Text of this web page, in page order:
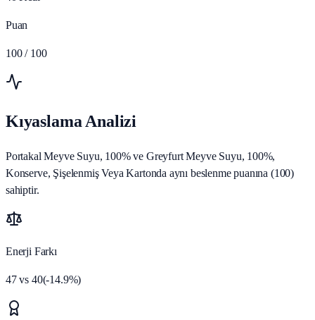
Puan
100 / 100
Kıyaslama Analizi
Portakal Meyve Suyu, 100% ve Greyfurt Meyve Suyu, 100%,
Konserve, Şişelenmiş Veya Kartonda aynı beslenme puanına (100)
sahiptir.
Enerji Farkı
47vs 40(-14.9%)